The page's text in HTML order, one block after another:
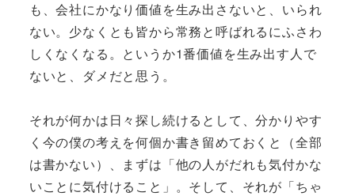
も、会社にかなり価値を生み出さないと、いられ
ない。少なくとも皆から常務と呼ばれるにふさわ
しくなくなる。というか1番価値を生み出す人で
ないと、ダメだと思う。
それが何かは日々探し続けるとして、分かりやす
く今の僕の考えを何個か書き留めておくと（全部
は書かない）、まずは「他の人がだれも気付かな
いことに気付けること」。そして、それが「ちゃ